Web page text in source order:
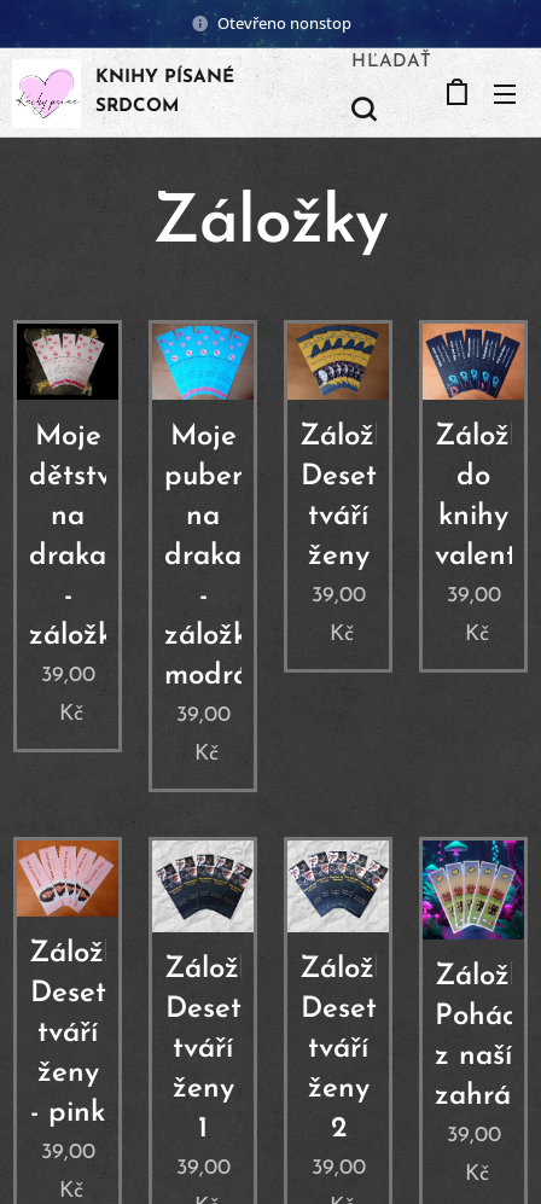
Otevřeno nonstop
KNIHY PÍSANÉ
SRDCOM
HĽADAŤ
Záložky
Moje
dětství
na
draka
-
záložka
39,00
Kč
Moje
puberta
na
draka
-
záložka
modrá
39,00
Kč
Záložka
Deset
tváří
ženy
39,00
Kč
Záložka
do
knihy
39,00
Kč
Záložka
Deset
tváří
ženy
- pink
39,00
Kč
Záložka
Deset
tváří
ženy
1
39,00
Záložka
Deset
tváří
ženy
2
39,00
Záložka
z naší
39,00
Kč